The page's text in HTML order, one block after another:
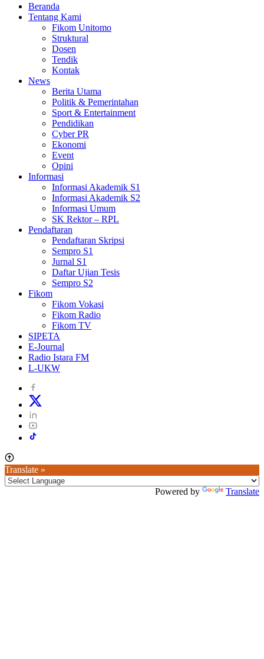
Beranda
Tentang Kami
Fikom Unitomo
Struktural
Dosen
Tendik
Kontak
News
Berita Utama
Politik & Pemerintahan
Sport & Entertainment
Pendidikan
Cyber PR
Ekonomi
Event
Opini
Informasi
Informasi Akademik S1
Informasi Akademik S2
Informasi Umum
SK Rektor – RPL
Pendaftaran
Pendaftaran Skripsi
Sempro S1
Jurnal S1
Daftar Ujian Tesis
Sempro S2
Fikom
Fikom Vokasi
Fikom Radio
Fikom TV
SIPETA
E-Journal
Radio Istara FM
L-UKW
Translate »
Powered by Translate